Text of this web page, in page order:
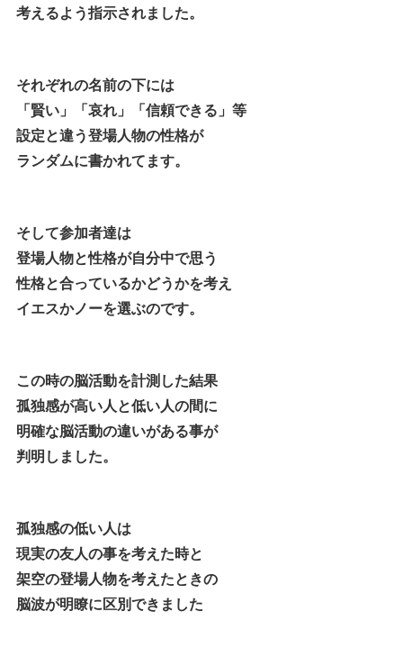
考えるよう指示されました。
それぞれの名前の下には
「賢い」「哀れ」「信頼できる」等
設定と違う登場人物の性格が
ランダムに書かれてます。
そして参加者達は
登場人物と性格が自分中で思う
性格と合っているかどうかを考え
イエスかノーを選ぶのです。
この時の脳活動を計測した結果
孤独感が高い人と低い人の間に
明確な脳活動の違いがある事が
判明しました。
孤独感の低い人は
現実の友人の事を考えた時と
架空の登場人物を考えたときの
脳波が明瞭に区別できました